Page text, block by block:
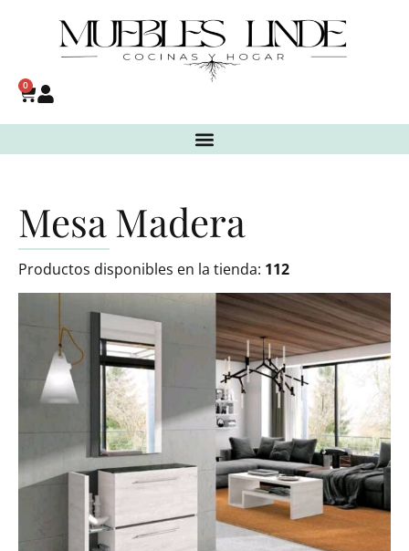
0
Mesa Madera
Productos disponibles en la tienda: 112